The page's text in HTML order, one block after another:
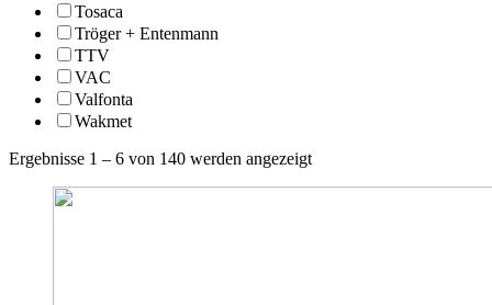
Tosaca
Tröger + Entenmann
TTV
VAC
Valfonta
Wakmet
Ergebnisse 1 – 6 von 140 werden angezeigt